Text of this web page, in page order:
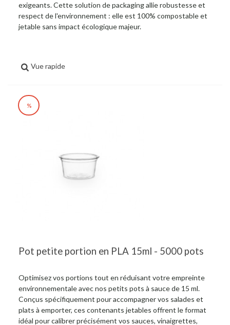
exigeants. Cette solution de packaging allie robustesse et
respect de l'environnement : elle est 100% compostable et
jetable sans impact écologique majeur.
Vue rapide
%
Pot petite portion en PLA 15ml - 5000 pots
Optimisez vos portions tout en réduisant votre empreinte
environnementale avec nos petits pots à sauce de 15 ml.
Conçus spécifiquement pour accompagner vos salades et
plats à emporter, ces contenants jetables offrent le format
idéal pour calibrer précisément vos sauces, vinaigrettes,